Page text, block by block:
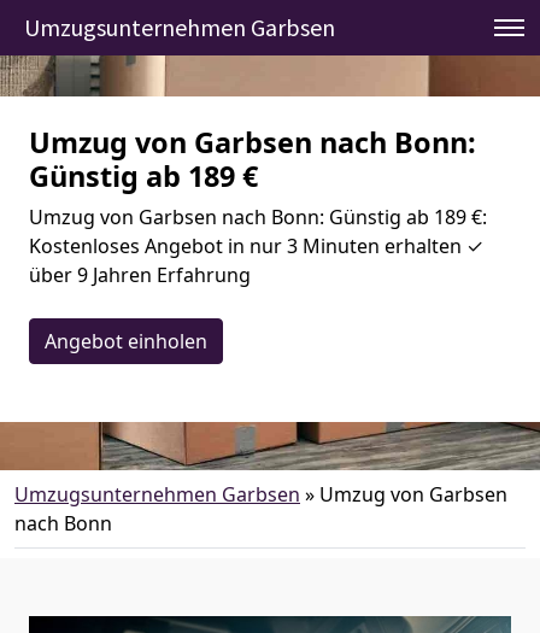
Umzugsunternehmen Garbsen
Umzug von Garbsen nach Bonn:
Günstig ab 189 €
Umzug von Garbsen nach Bonn: Günstig ab 189 €:
Kostenloses Angebot in nur 3 Minuten erhalten ✓
über 9 Jahren Erfahrung
Angebot einholen
Umzugsunternehmen Garbsen » Umzug von Garbsen
nach Bonn